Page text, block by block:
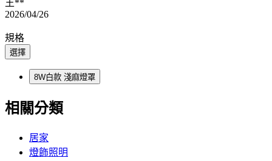
王**
2026/04/26
規格
選擇
8W白款 淺麻燈罩
相關分類
居家
燈飾照明